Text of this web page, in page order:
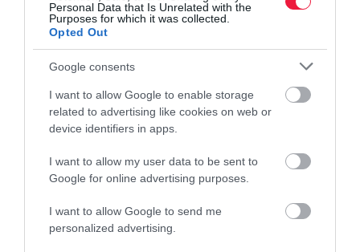
Personal Data that Is Unrelated with the
Purposes for which it was collected.
Opted Out
Google consents
I want to allow Google to enable storage
related to advertising like cookies on web or
device identifiers in apps.
I want to allow my user data to be sent to
Google for online advertising purposes.
I want to allow Google to send me
personalized advertising.
INGATLAN
Így árazd be jól a lakásod eladás előtt
A reális áron kínált lakásokat átlagosan 44 nap alatt el lehet adni a
Duna House elemzése szerint. Az első két hét kulcs a hirdetés
sikerében.